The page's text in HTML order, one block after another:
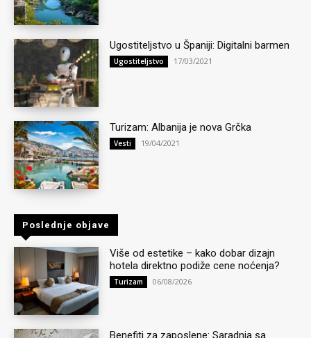
Ugostiteljstvo u Španiji: Digitalni barmen
Ugostiteljstvo 17/03/2021
Turizam: Albanija je nova Grčka
Vesti 19/04/2021
Poslednje objave
Više od estetike – kako dobar dizajn
hotela direktno podiže cene noćenja?
Turizam 06/08/2026
Benefiti za zaposlene: Saradnja sa